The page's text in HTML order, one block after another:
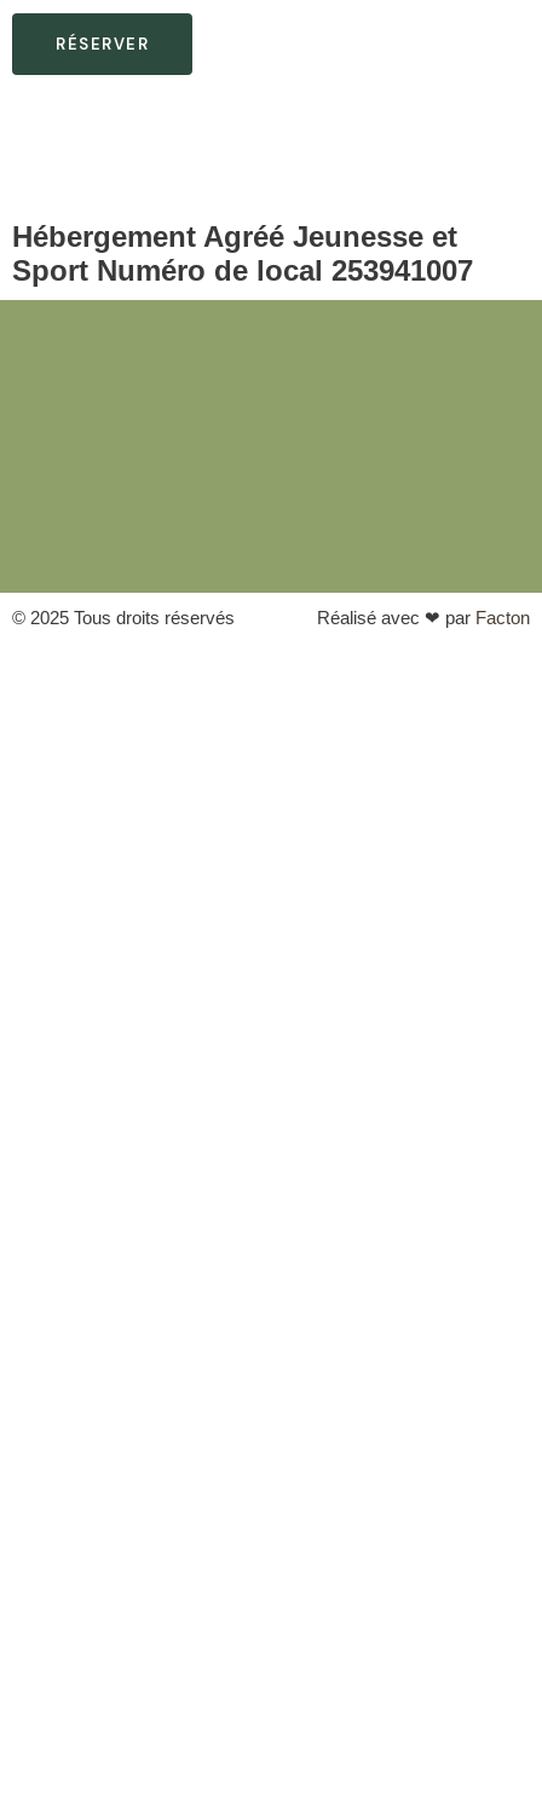
RÉSERVER
Hébergement Agréé Jeunesse et
Sport Numéro de local 253941007
© 2025 Tous droits réservés Réalisé avec ❤ par Facton